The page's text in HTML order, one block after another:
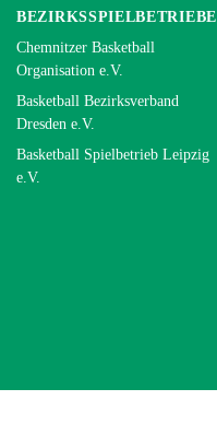
BEZIRKSSPIELBETRIEBE
Chemnitzer Basketball
Organisation e.V.
Basketball Bezirksverband
Dresden e.V.
Basketball Spielbetrieb Leipzig
e.V.